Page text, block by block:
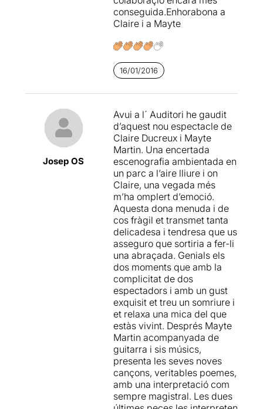
Manuel Alcántara.
un més s’hagi pogut creat
d’espectacle. Brutal!!
El públic entusiasmat de
ganes.
Quan la Claire va entrar al
cafè de l’Auditori de nou
forts aplaudiments. Vaig
tenir la oportunitat de
felicitar-la personalment i
parlar amb ella. Mai oblidaré
el somriure de la seva cara i
la seva amabilitat.
Si el que voleu és sentir
emocions i moments de
màgia teatral, no us perdeu
la oportunitat d’anar a veure
la Claire Ducreux i Mayte
Martín.
conseguida.Enhorabona a
Claire i a Mayte
16/01/2016
Josep OS
Avui a l´ Auditori he gaudit
d’aquest nou espectacle de
Claire Ducreux i Mayte
Martin. Una encertada
escenografia ambientada en
un parc a l’aire lliure i on
Claire, una vegada més
m’ha omplert d’emoció.
Aquesta dona menuda i de
cos fràgil et transmet tanta
delicadesa i tendresa que us
asseguro que sortiria a fer-li
una abraçada. Genials els
dos moments que amb la
complicitat de dos
espectadors i amb un gust
exquisit et treu un somriure i
et relaxa una mica del que
estàs vivint. Després Mayte
Martin acompanyada de
guitarra i sis músics,
presenta les seves noves
cançons, veritables poemes,
amb una interpretació com
sempre magistral. Les dues